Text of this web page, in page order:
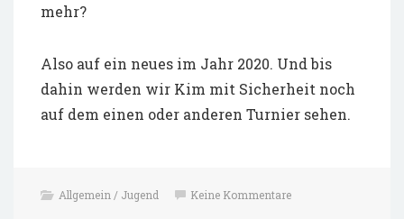
mehr?
Also auf ein neues im Jahr 2020. Und bis
dahin werden wir Kim mit Sicherheit noch
auf dem einen oder anderen Turnier sehen.
Allgemein / Jugend Keine Kommentare